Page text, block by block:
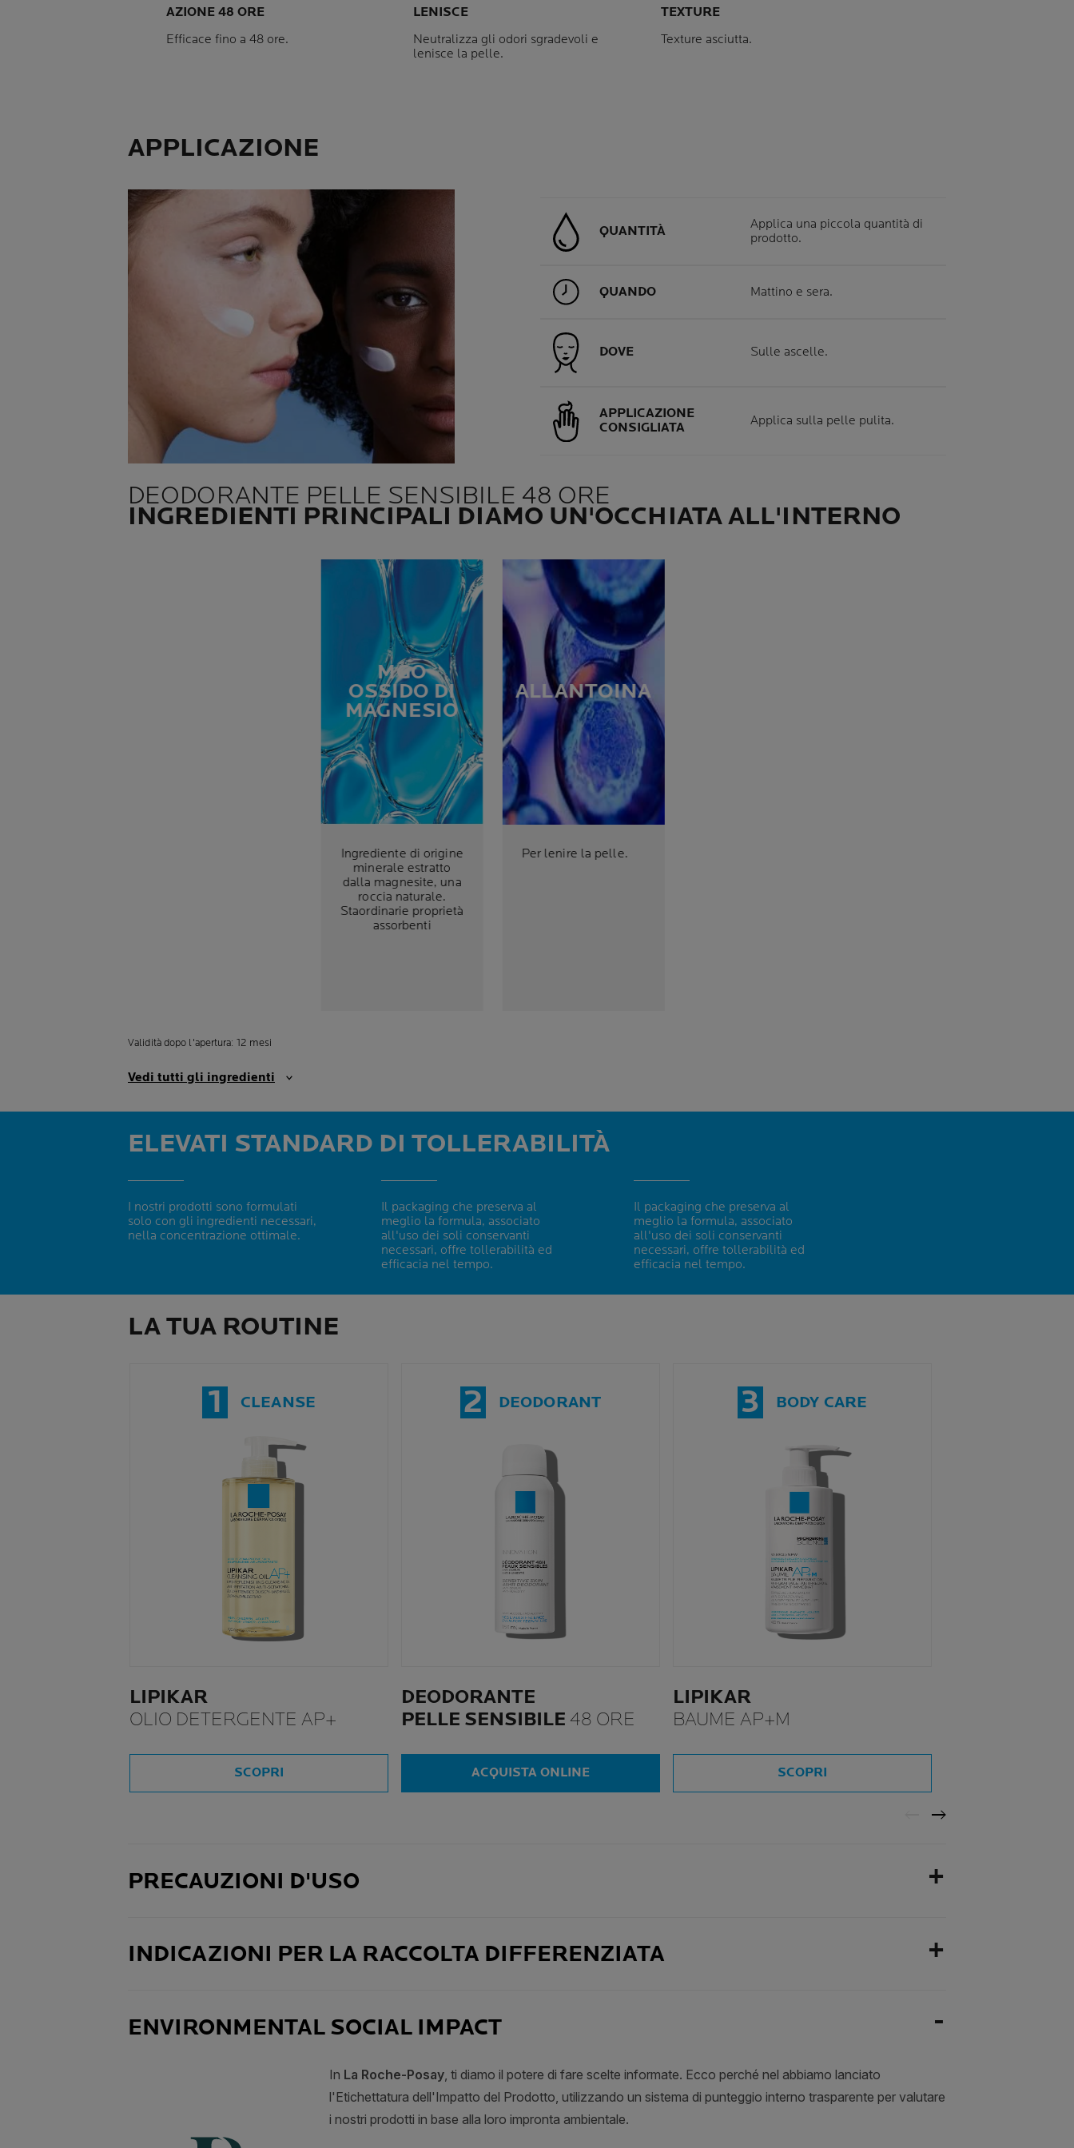
AZIONE 48 ORE
Efficace fino a 48 ore.
LENISCE
Neutralizza gli odori sgradevoli e
lenisce la pelle.
TEXTURE
Texture asciutta.
APPLICAZIONE
QUANTITÀ
Applica una piccola quantità di
prodotto.
QUANDO Mattino e sera.
DOVE Sulle ascelle.
APPLICAZIONE
CONSIGLIATA
Applica sulla pelle pulita.
DEODORANTE PELLE SENSIBILE 48 ORE
INGREDIENTI PRINCIPALI DIAMO UN'OCCHIATA ALL'INTERNO
MGO
OSSIDO DI
MAGNESIO
Ingrediente di origine
minerale estratto
dalla magnesite, una
roccia naturale.
Staordinarie proprietà
assorbenti
ALLANTOINA
Per lenire la pelle.
Validità dopo l'apertura: 12 mesi
Vedi tutti gli ingredienti
ELEVATI STANDARD DI TOLLERABILITÀ
I nostri prodotti sono formulati
solo con gli ingredienti necessari,
nella concentrazione ottimale.
Il packaging che preserva al
meglio la formula, associato
all'uso dei soli conservanti
necessari, offre tollerabilità ed
efficacia nel tempo.
Il packaging che preserva al
meglio la formula, associato
all'uso dei soli conservanti
necessari, offre tollerabilità ed
efficacia nel tempo.
LA TUA ROUTINE
1 CLEANSE
LIPIKAR
OLIO DETERGENTE AP+
SCOPRI
2 DEODORANT
DEODORANTE
PELLE SENSIBILE 48 ORE
ACQUISTA ONLINE
3 BODY CARE
LIPIKAR
BAUME AP+M
SCOPRI
PRECAUZIONI D'USO
INDICAZIONI PER LA RACCOLTA DIFFERENZIATA
ENVIRONMENTAL SOCIAL IMPACT